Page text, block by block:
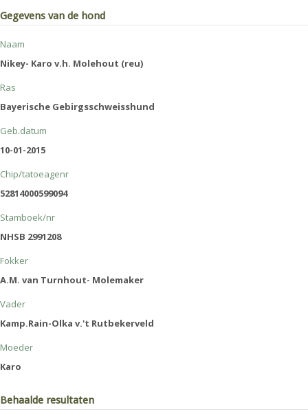
Gegevens van de hond
Naam
Nikey- Karo v.h. Molehout (reu)
Ras
Bayerische Gebirgsschweisshund
Geb.datum
10-01-2015
Chip/tatoeagenr
52814000599094
Stamboek/nr
NHSB 2991208
Fokker
A.M. van Turnhout- Molemaker
Vader
Kamp.Rain-Olka v.'t Rutbekerveld
Moeder
Karo
Behaalde resultaten